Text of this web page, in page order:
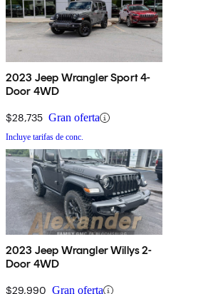
2023 Jeep Wrangler Sport 4-
Door 4WD
$28,735 Gran oferta
Incluye tarifas de conc.
2023 Jeep Wrangler Willys 2-
Door 4WD
$29,990 Gran oferta